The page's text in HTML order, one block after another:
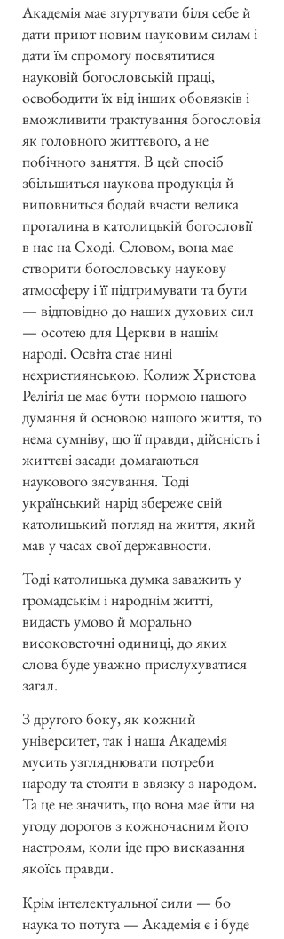
Академія має згуртувати біля себе й
дати приют новим науковим силам і
дати їм спромогу посвятитися
науковій богословській праці,
освободити їх від інших обовязків і
вможливити трактування богословія
як головного життєвого, а не
побічного заняття. В цей спосіб
збільшиться наукова продукція й
виповниться бодай вчасти велика
прогалина в католицькій богословії
в нас на Сході. Словом, вона має
створити богословську наукову
атмосферу і її підтримувати та бути
— відповідно до наших духових сил
— осотею для Церкви в нашім
народі. Освіта стає нині
нехристиянською. Колиж Христова
Релігія це має бути нормою нашого
думання й основою нашого життя, то
нема сумніву, що її правди, дійсність і
життєві засади домагаються
наукового зясування. Тоді
український нарід збереже свій
католицький погляд на життя, який
мав у часах свої державности.
Тоді католицька думка заважить у
громадськім і народнім житті,
видасть умово й морально
високовсточні одиниці, до яких
слова буде уважно прислухуватися
загал.
З другого боку, як кожний
університет, так і наша Академія
мусить узгляднювати потреби
народу та стояти в звязку з народом.
Та це не значить, що вона має йти на
угоду дорогов з кожночасним його
настроям, коли іде про висказання
якоїсь правди.
Крім інтелектуальної сили — бо
наука то потуга — Академія є і буде